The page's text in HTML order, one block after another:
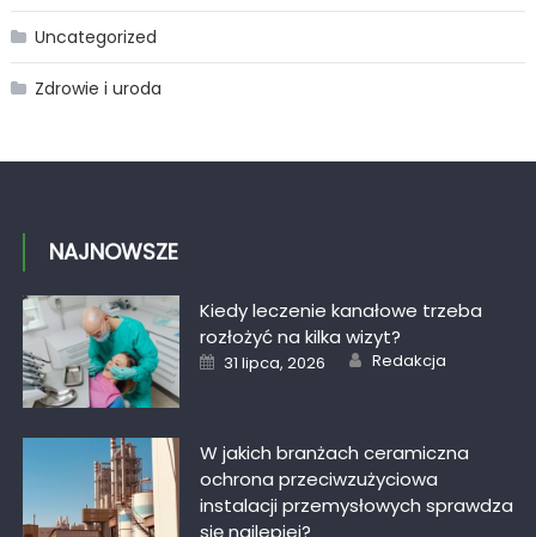
Uncategorized
Zdrowie i uroda
NAJNOWSZE
Kiedy leczenie kanałowe trzeba
rozłożyć na kilka wizyt?
Posted
on
31 lipca, 2026 Author
Redakcja
W jakich branżach ceramiczna
ochrona przeciwzużyciowa
instalacji przemysłowych sprawdza
się najlepiej?